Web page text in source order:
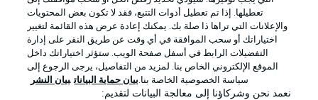
Official Partners
تعطيلها. إذا تم تعطيل أدوات التتبع، فقد لا تكون بعض المحتويات
والإعلانات التي تراها ذا صلة بك. يمكنك إعادة عرض هذه القائمة لتغيير
اختياراتك أو سحب الموافقة في أي وقت عن طريق النقر على إدارة
التفضيلات الرابط في أسفل صفحة الويب. ستؤثر اختياراتك داخل
الموقع الإلكتروني الخاص بنا. لمزيد من التفاصيل، يرجى الرجوع إلى
سياسة الخصوصية الخاصة بنا.بيان حماية البيانات بيان النشر
نعمد نحن وشركاؤنا إلى معالجة البيانات لتقديم: